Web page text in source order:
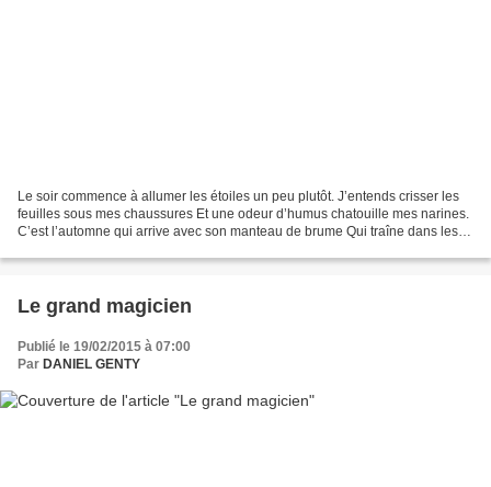
Le soir commence à allumer les étoiles un peu plutôt. J’entends crisser les
feuilles sous mes chaussures Et une odeur d’humus chatouille mes narines.
C’est l’automne qui arrive avec son manteau de brume Qui traîne dans les
Le grand magicien
Publié le 19/02/2015 à 07:00
Par DANIEL GENTY